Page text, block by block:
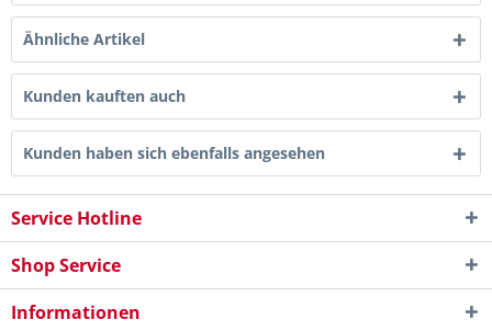
Ähnliche Artikel
Kunden kauften auch
Kunden haben sich ebenfalls angesehen
Service Hotline
Shop Service
Informationen